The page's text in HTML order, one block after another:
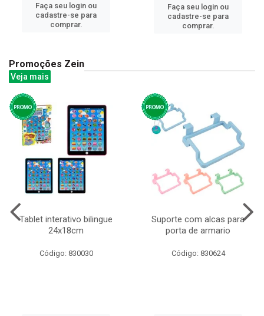
Faça seu login ou
cadastre-se para
comprar.
Faça seu login ou
cadastre-se para
comprar.
Promoções Zein
Veja mais
Tablet interativo bilingue
24x18cm
Código: 830030
Suporte com alcas para
porta de armario
Código: 830624